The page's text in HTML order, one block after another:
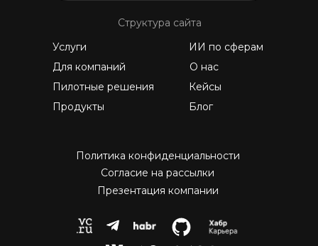
Презентация компании
Согласие на рассылки
Политика конфиденциальности
Блог
Продукты
Для компаний
ИИ по сферам
Пилотные решения
Услуги
Кейсы
О нас
Структура сайта